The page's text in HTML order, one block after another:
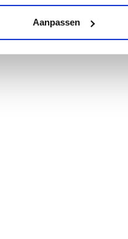
Aanpassen